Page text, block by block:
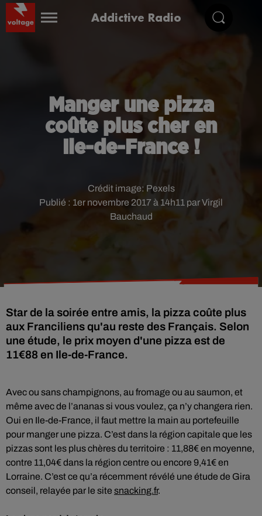
Addictive Radio
Manger une pizza
coûte plus cher en
Ile-de-France !
Publié : 1er novembre 2017 à 14h11 par Virgil
Bauchaud
Crédit image: Pexels
Star de la soirée entre amis, la pizza coûte plus
aux Franciliens qu'au reste des Français. Selon
une étude, le prix moyen d'une pizza est de
11€88 en Ile-de-France.
Avec ou sans champignons, au fromage ou au saumon, et
même avec de l’ananas si vous voulez, ça n’y changera rien.
Oui en Ile-de-France, il faut mettre la main au portefeuille
pour manger une pizza. C’est dans la région capitale que les
pizzas sont les plus chères du territoire : 11,88€ en moyenne,
contre 11,04€ dans la région centre ou encore 9,41€ en
Lorraine. C’est ce qu’a récemment révélé une étude de Gira
conseil, relayée par le site snacking.fr.